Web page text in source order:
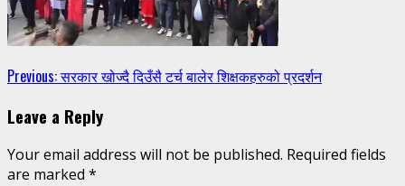
Continue
Reading
Previous:सरकार खोज्दै दिउँसै टर्च बालेर शिक्षकहरुको प्रदर्शन
Leave a Reply
Your email address will not be published. Required fields
are marked *